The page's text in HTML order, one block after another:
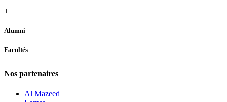
+
Alumni
Facultés
Nos partenaires
Al Mazeed